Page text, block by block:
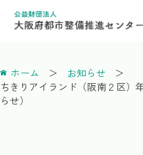
ホーム
お知らせ
ちきりアイランド（阪南２区）
らせ）